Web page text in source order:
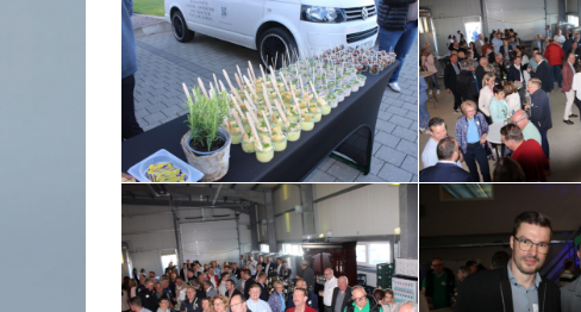
RÜCKBLICK UNTERNEHMERFRÜHSTÜCK
AOK // 05.03.2026
10.03.2026